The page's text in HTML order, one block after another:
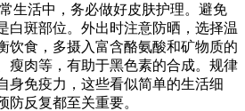
生活中，务必做好皮肤护理。避免
白斑部位。外出时注意防晒，选择温
饮食，多摄入富含酪氨酸和矿物质的
瘦肉等，有助于黑色素的合成。规律
身免疫力，这些看似简单的生活细
防反复都至关重要。